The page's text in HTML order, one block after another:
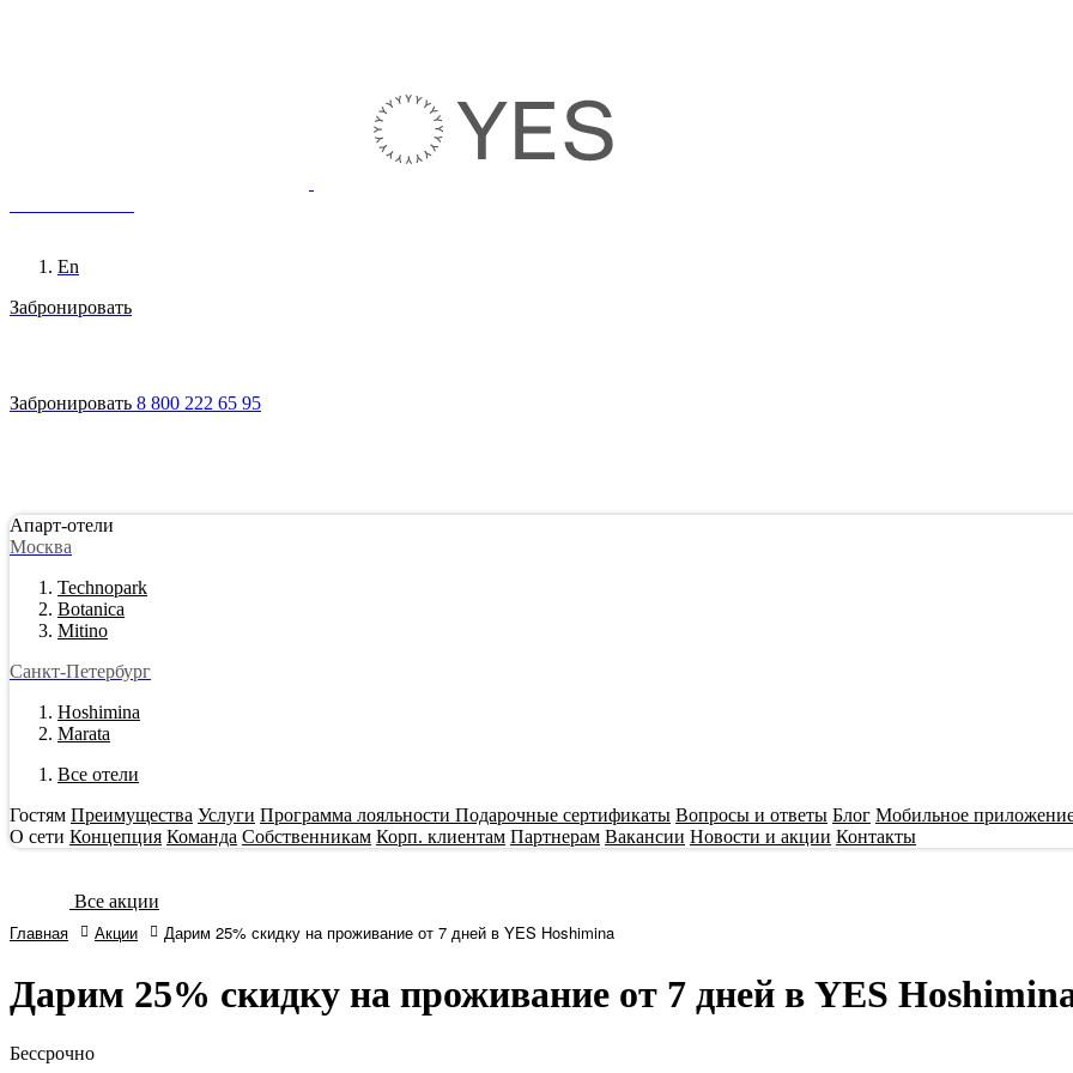
En
Забронировать
Забронировать 8 800 222 65 95
Апарт-отели
Москва
Technopark
Botanica
Mitino
Санкт-Петербург
Hoshimina
Marata
Все отели
Гостям Преимущества Услуги Программа лояльности Подарочные сертификаты Вопросы и ответы Блог Мобильное
О сети Концепция Команда Собственникам Корп. клиентам Партнерам Вакансии Новости и акции Контакты
Все акции
Главная Акции Дарим 25% скидку на проживание от 7 дней в YES Hoshimina
Дарим 25% скидку на проживание от 7 дней в YES
Бессрочно